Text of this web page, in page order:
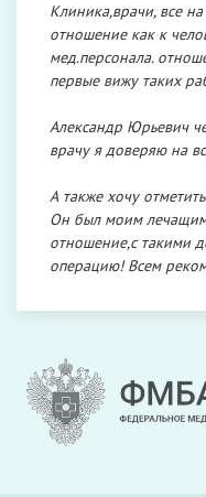
Клиника,врачи, все
отношение как к
мед.персонала.
первые вижу таких
Александр Юрьевич
врачу я доверяю на
А также хочу
Он был моим
отношение,с такими
операцию! Всем